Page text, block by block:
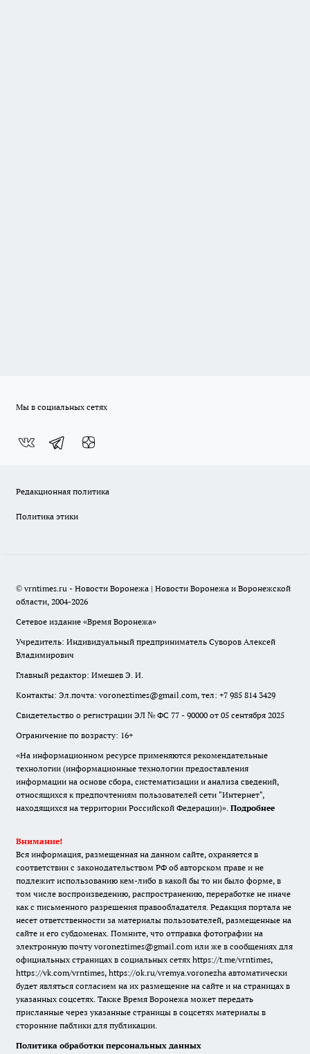
Мы в социальных сетях
Редакционная политика
Политика этики
© vrntimes.ru - Новости Воронежа | Новости Воронежа и Воронежской
области, 2004-2026
Сетевое издание «Время Воронежа»
Учредитель: Индивидуальный предприниматель Суворов Алексей
Владимирович
Главный редактор: Имешев Э. И.
Контакты: Эл.почта: voroneztimes@gmail.com, тел: +7 985 814 3429
Свидетельство о регистрации ЭЛ № ФС 77 - 90000 от 05 сентября 2025
Ограничение по возрасту: 16+
«На информационном ресурсе применяются рекомендательные
технологии (информационные технологии предоставления
информации на основе сбора, систематизации и анализа сведений,
относящихся к предпочтениям пользователей сети "Интернет",
находящихся на территории Российской Федерации)». Подробнее
Внимание!
Вся информация, размещенная на данном сайте, охраняется в
соответствии с законодательством РФ об авторском праве и не
подлежит использованию кем-либо в какой бы то ни было форме, в
том числе воспроизведению, распространению, переработке не иначе
как с письменного разрешения правообладателя. Редакция портала не
несет ответственности за материалы пользователей, размещенные на
сайте и его субдоменах. Помните, что отправка фотографии на
электронную почту voroneztimes@gmail.com или же в сообщениях для
официальных страницах в социальных сетях https://t.me/vrntimes,
https://vk.com/vrntimes, https://ok.ru/vremya.voronezha автоматически
будет являться согласием на их размещение на сайте и на страницах в
указанных соцсетях. Также Время Воронежа может передать
присланные через указанные страницы в соцсетях материалы в
сторонние паблики для публикации.
Политика обработки персональных данных